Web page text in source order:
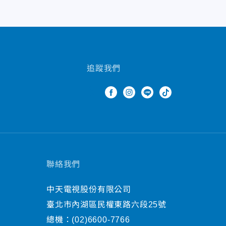
追蹤我們
聯絡我們
中天電視股份有限公司
臺北市內湖區民權東路六段25號
總機： (02)6600-7766